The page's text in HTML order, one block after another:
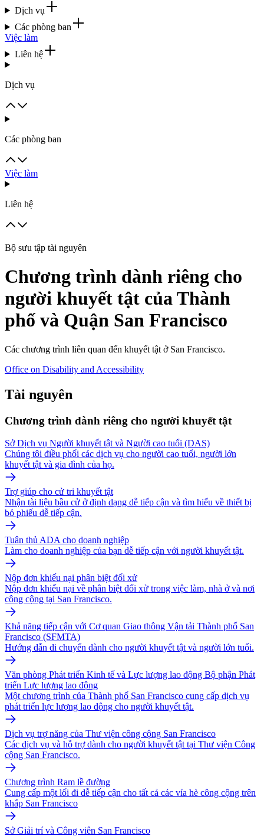
Dịch vụ
Các phòng ban
Việc làm
Liên hệ
Dịch vụ
Các phòng ban
Việc làm
Liên hệ
Bộ sưu tập tài nguyên
Chương trình dành riêng cho
người khuyết tật của Thành
phố và Quận San Francisco
Các chương trình liên quan đến khuyết tật ở San Francisco.
Office on Disability and Accessibility
Tài nguyên
Chương trình dành riêng cho người khuyết tật
Sở Dịch vụ Người khuyết tật và Người cao tuổi (DAS)
Chúng tôi điều phối các dịch vụ cho người cao tuổi, người lớn
khuyết tật và gia đình của họ.
Trợ giúp cho cử tri khuyết tật
Nhận tài liệu bầu cử ở định dạng dễ tiếp cận và tìm hiểu về thiết bị
bỏ phiếu dễ tiếp cận.
Tuân thủ ADA cho doanh nghiệp
Làm cho doanh nghiệp của bạn dễ tiếp cận với người khuyết tật.
Nộp đơn khiếu nại phân biệt đối xử
Nộp đơn khiếu nại về phân biệt đối xử trong việc làm, nhà ở và nơi
công cộng tại San Francisco.
Khả năng tiếp cận với Cơ quan Giao thông Vận tải Thành phố San
Francisco (SFMTA)
Hướng dẫn di chuyển dành cho người khuyết tật và người lớn tuổi.
Văn phòng Phát triển Kinh tế và Lực lượng lao động Bộ phận Phát
triển Lực lượng lao động
Một chương trình của Thành phố San Francisco cung cấp dịch vụ
phát triển lực lượng lao động cho người khuyết tật.
Dịch vụ trợ năng của Thư viện công cộng San Francisco
Các dịch vụ và hỗ trợ dành cho người khuyết tật tại Thư viện Công
cộng San Francisco.
Chương trình Ram lề đường
Cung cấp một lối đi dễ tiếp cận cho tất cả các vỉa hè công cộng trên
khắp San Francisco
Sở Giải trí và Công viên San Francisco